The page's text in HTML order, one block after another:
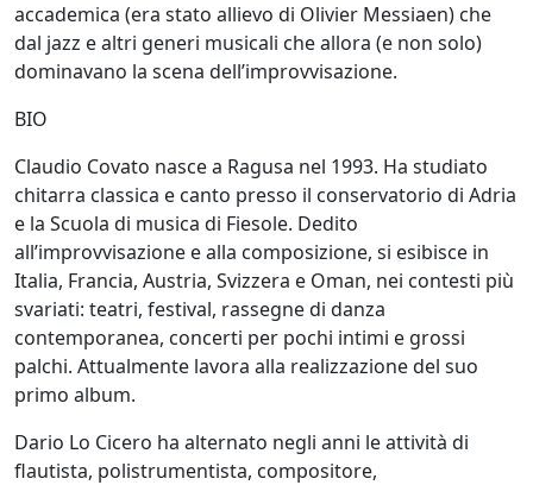
accademica (era stato allievo di Olivier Messiaen) che
dal jazz e altri generi musicali che allora (e non solo)
dominavano la scena dell’improvvisazione.
BIO
Claudio Covato nasce a Ragusa nel 1993. Ha studiato
chitarra classica e canto presso il conservatorio di Adria
e la Scuola di musica di Fiesole. Dedito
all’improvvisazione e alla composizione, si esibisce in
Italia, Francia, Austria, Svizzera e Oman, nei contesti più
svariati: teatri, festival, rassegne di danza
contemporanea, concerti per pochi intimi e grossi
palchi. Attualmente lavora alla realizzazione del suo
primo album.
Dario Lo Cicero ha alternato negli anni le attività di
flautista, polistrumentista, compositore,